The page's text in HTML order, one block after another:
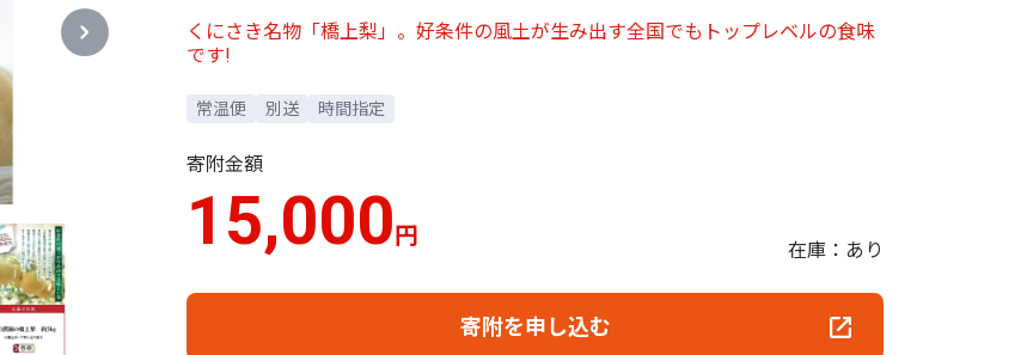
くにさき名物「橋上梨」。好条件の風土が生み出す全国でもトップレベルの食味
です!
常温便 別送 時間指定
寄附金額
15,000円
在庫：あり
寄附を申し込む